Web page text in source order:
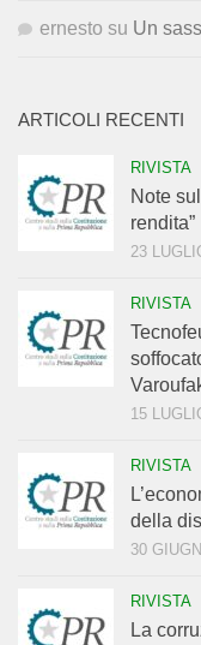
ernesto su Un
ARTICOLI RECENTI
RIVISTA
Note
rendita”
23
RIVISTA
15
RIVISTA
della
30
RIVISTA
La